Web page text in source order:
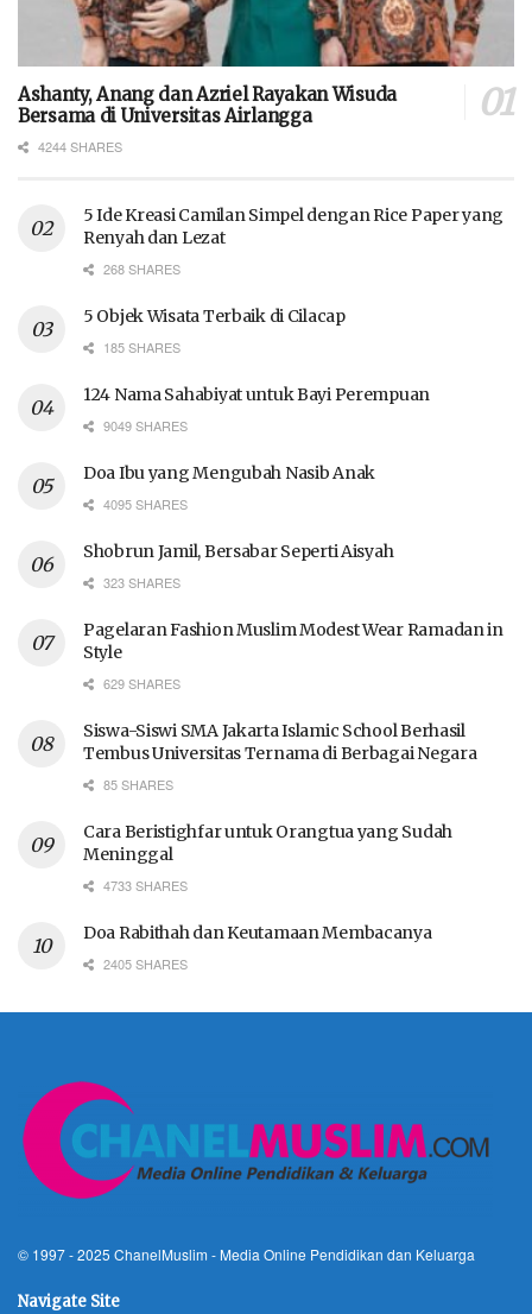
Ashanty, Anang dan Azriel Rayakan Wisuda
Bersama di Universitas Airlangga
4244 SHARES
5 Ide Kreasi Camilan Simpel dengan Rice Paper yang
Renyah dan Lezat
268 SHARES
5 Objek Wisata Terbaik di Cilacap
185 SHARES
124 Nama Sahabiyat untuk Bayi Perempuan
9049 SHARES
Doa Ibu yang Mengubah Nasib Anak
4095 SHARES
Shobrun Jamil, Bersabar Seperti Aisyah
323 SHARES
Pagelaran Fashion Muslim Modest Wear Ramadan in
Style
629 SHARES
Siswa-Siswi SMA Jakarta Islamic School Berhasil
Tembus Universitas Ternama di Berbagai Negara
85 SHARES
Cara Beristighfar untuk Orangtua yang Sudah
Meninggal
4733 SHARES
Doa Rabithah dan Keutamaan Membacanya
2405 SHARES
© 1997 - 2025 ChanelMuslim - Media Online Pendidikan dan Keluarga
Navigate Site